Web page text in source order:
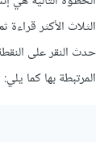
الثلاث الأكثر
حدث النقر على
المرتبطة بها كما يلي: